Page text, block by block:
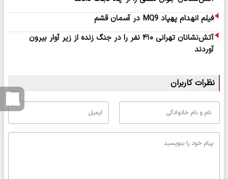
فیلم انهدام پهپاد MQ9 در آسمان قشم
آتش‌نشانان تهرانی ۴۱۰ نفر را در جنگ زنده از زیر آوار بیرون
آوردند
نظرات کاربران